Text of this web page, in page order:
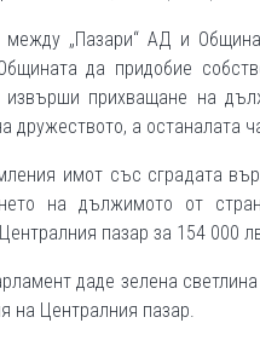
между „Пазари“ АД и
да придобие
извърши прихващане на
дружеството, а останалата
имот със сградата
на дължимото от
пазар за 154 000
даде зелена
на Централния пазар.